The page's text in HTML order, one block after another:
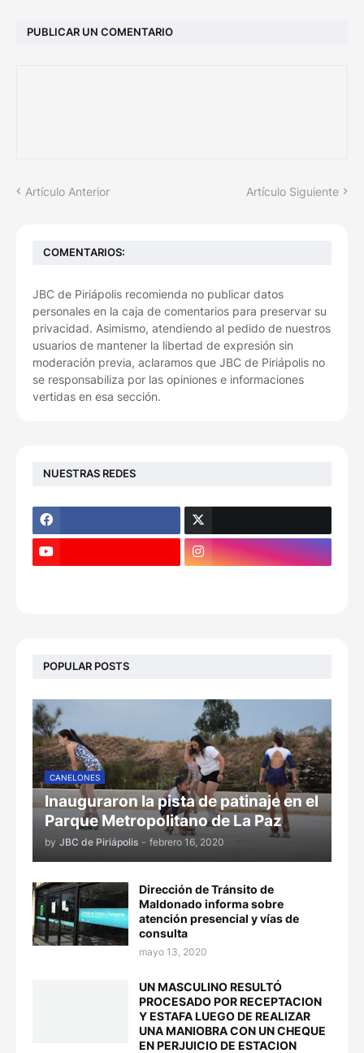
PUBLICAR UN COMENTARIO
Artículo Anterior Artículo Siguiente
COMENTARIOS:
JBC de Piriápolis recomienda no publicar datos
personales en la caja de comentarios para preservar su
privacidad. Asimismo, atendiendo al pedido de nuestros
usuarios de mantener la libertad de expresión sin
moderación previa, aclaramos que JBC de Piriápolis no
se responsabiliza por las opiniones e informaciones
vertidas en esa sección.
NUESTRAS REDES
POPULAR POSTS
CANELONES
Inauguraron la pista de patinaje en el
Parque Metropolitano de La Paz
by JBC de Piriápolis - febrero 16, 2020
Dirección de Tránsito de
Maldonado informa sobre
atención presencial y vías de
consulta
mayo 13, 2020
UN MASCULINO RESULTÓ
PROCESADO POR RECEPTACION
Y ESTAFA LUEGO DE REALIZAR
UNA MANIOBRA CON UN CHEQUE
EN PERJUICIO DE ESTACION